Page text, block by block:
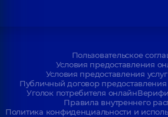
Пользовательское
Условия предоставления
Условия предоставления
Публичный договор
Уголок потребителя онлайн
Правила внутреннего
Политика конфиденциальности и